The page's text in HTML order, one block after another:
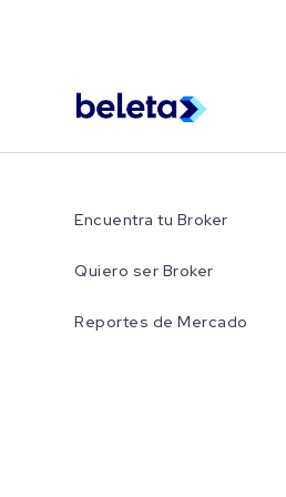
Encuentra tu Broker
Quiero ser Broker
Reportes de Mercado